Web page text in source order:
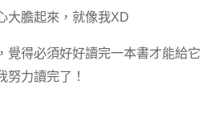
大膽起來，就像我XD
覺得必須好好讀完一本書才能給它
努力讀完了！